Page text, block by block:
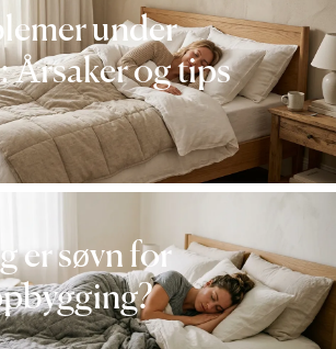
under
Årsaker og tips
er søvn for